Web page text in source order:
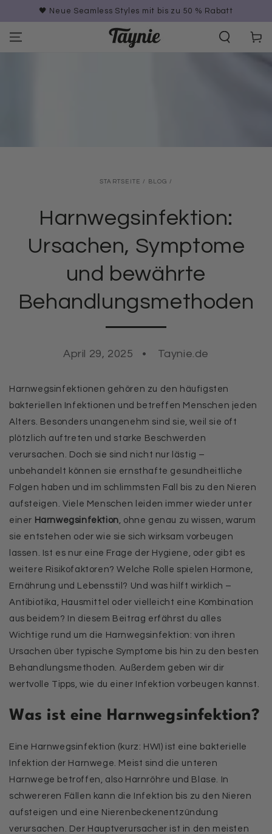
ZUM INHALT
SPRINGEN
STERN Testsieger 2026 | ⭐️ 4,61
STARTSEITE / BLOG /
Harnwegsinfektion:
Ursachen, Symptome
und bewährte
Behandlungsmethoden
April 29, 2025 Taynie.de
Harnwegsinfektionen gehören zu den häufigsten
bakteriellen Infektionen und betreffen Menschen jeden
Alters. Besonders unangenehm sind sie, weil sie oft
plötzlich auftreten und starke Beschwerden
verursachen. Doch sie sind nicht nur lästig –
unbehandelt können sie ernsthafte gesundheitliche
Folgen haben und im schlimmsten Fall bis zu den Nieren
aufsteigen. Viele Menschen leiden immer wieder unter
einer Harnwegsinfektion, ohne genau zu wissen, warum
sie entstehen oder wie sie sich wirksam vorbeugen
lassen. Ist es nur eine Frage der Hygiene, oder gibt es
weitere Risikofaktoren? Welche Rolle spielen Hormone,
Ernährung und Lebensstil? Und was hilft wirklich –
Antibiotika, Hausmittel oder vielleicht eine Kombination
aus beidem? In diesem Beitrag erfährst du alles
Wichtige rund um die Harnwegsinfektion: von ihren
Ursachen über typische Symptome bis hin zu den besten
Behandlungsmethoden. Außerdem geben wir dir
wertvolle Tipps, wie du einer Infektion vorbeugen kannst.
Was ist eine Harnwegsinfektion?
Eine Harnwegsinfektion (kurz: HWI) ist eine bakterielle
Infektion der Harnwege. Meist sind die unteren
Harnwege betroffen, also Harnröhre und Blase. In
schwereren Fällen kann die Infektion bis zu den Nieren
aufsteigen und eine Nierenbeckenentzündung
verursachen. Der Hauptverursacher ist in den meisten